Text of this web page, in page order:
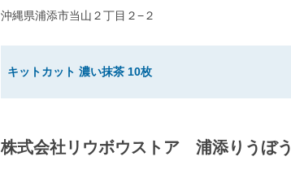
沖縄県浦添市当山２丁目２−２
キットカット 濃い抹茶 10枚
株式会社リウボウストア 浦添りうぼう